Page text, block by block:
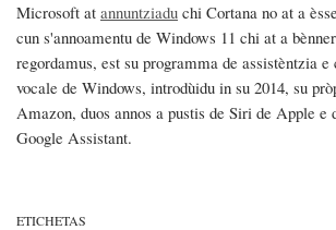
Microsoft at annuntziadu chi Cortana no at a
cun s'annoamentu de Windows 11 chi at a
regordamus, est su programma de assistèntzia e
vocale de Windows, introdùidu in su 2014, su
Amazon, duos annos a pustis de Siri de Apple e
Google Assistant.
ETICHETAS